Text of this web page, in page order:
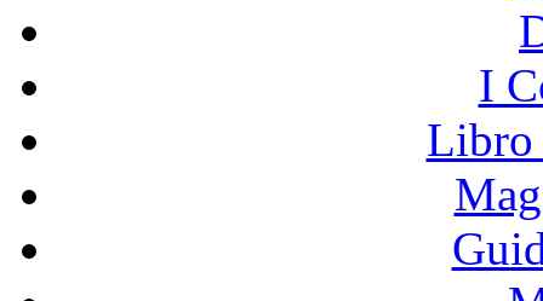
I
Libro